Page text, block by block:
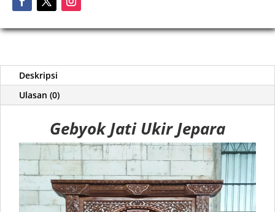
Deskripsi
Ulasan (0)
Gebyok Jati Ukir Jepara